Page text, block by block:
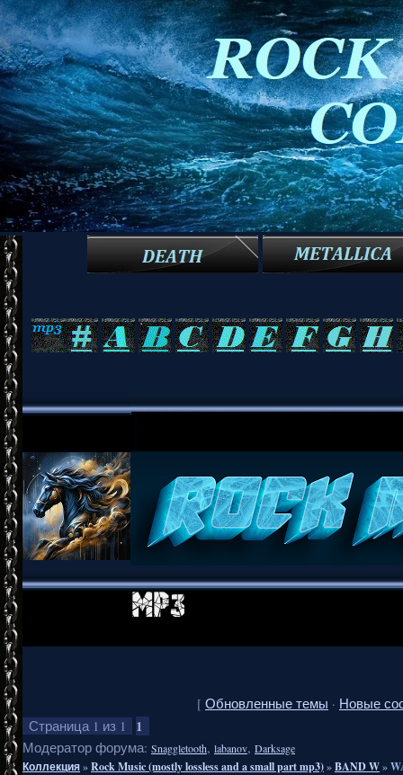
[ Обновленные темы · Новые
Страница 1 из 1 1
Модератор форума: Snaggletooth, labanov, Darksage
Коллекция»Rock Music (mostly lossless and a small part mp3)»BAND W»